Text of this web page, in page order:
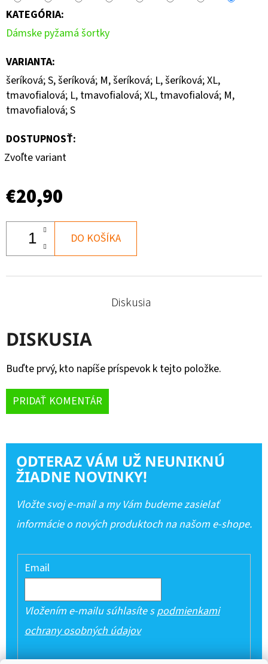
KATEGÓRIA:
Dámske pyžamá šortky
VARIANTA:
šeríková; S, šeríková; M, šeríková; L, šeríková; XL,
tmavofialová; L, tmavofialová; XL, tmavofialová; M,
tmavofialová; S
DOSTUPNOSŤ:
Zvoľte variant
€20,90
DO KOŠÍKA
Diskusia
DISKUSIA
Buďte prvý, kto napíše príspevok k tejto položke.
PRIDAŤ KOMENTÁR
ODTERAZ VÁM UŽ NEUNIKNÚ
ŽIADNE NOVINKY!
Vložte svoj e-mail a my Vám budeme zasielať
informácie o nových produktoch na našom e-shope.
Email
Vložením e-mailu súhlasíte spodmienkami
ochrany osobných údajov